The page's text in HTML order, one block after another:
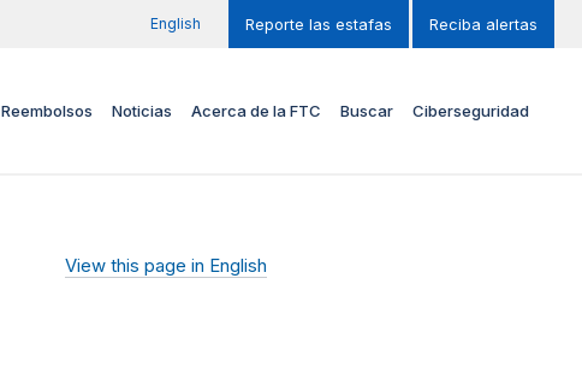
English Reporte las estafas Reciba alertas
Reembolsos Noticias Acerca de la FTC Buscar Ciberseguridad
View this page in English